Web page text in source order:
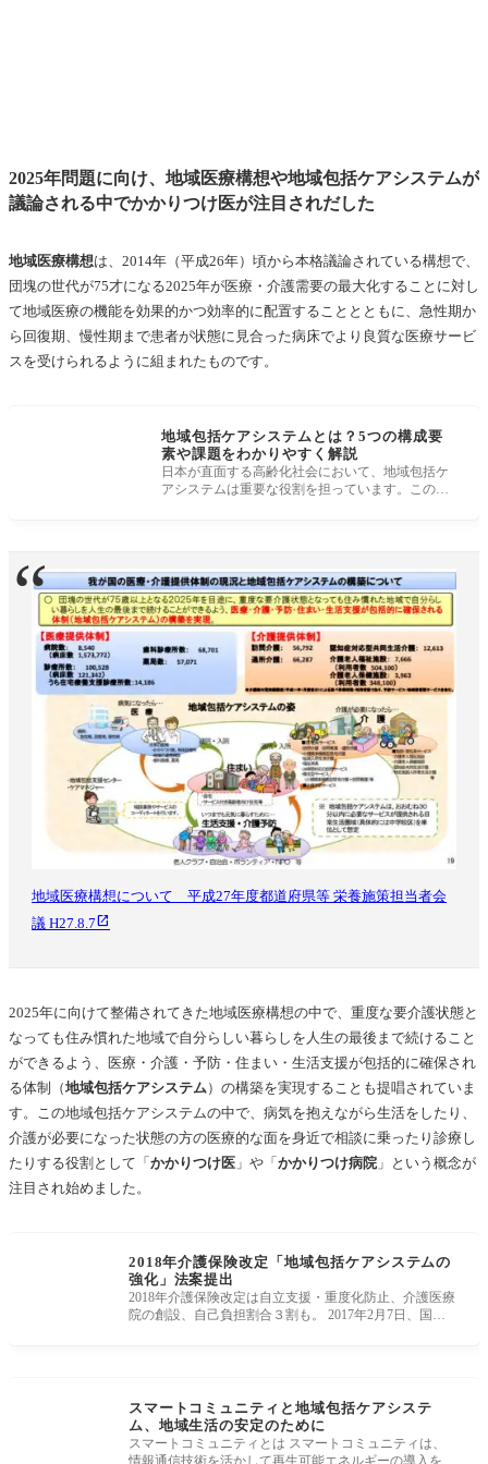
2025年問題に向け、地域医療構想や地域包括ケアシステムが
議論される中でかかりつけ医が注目されだした
地域医療構想は、2014年（平成26年）頃から本格議論されている構想で、
団塊の世代が75才になる2025年が医療・介護需要の最大化することに対し
て地域医療の機能を効果的かつ効率的に配置することとともに、急性期か
ら回復期、慢性期まで患者が状態に見合った病床でより良質な医療サービ
スを受けられるように組まれたものです。
地域包括ケアシステムとは？5つの構成要
素や課題をわかりやすく解説
日本が直面する高齢化社会において、地域包括ケ
アシステムは重要な役割を担っています。この記
地域医療構想について 平成27年度都道府県等 栄養施策担当者会
議 H27.8.7
2025年に向けて整備されてきた地域医療構想の中で、重度な要介護状態と
なっても住み慣れた地域で自分らしい暮らしを人生の最後まで続けること
ができるよう、医療・介護・予防・住まい・生活支援が包括的に確保され
る体制（地域包括ケアシステム ）の構築を実現することも提唱されていま
す。この地域包括ケアシステムの中で、病気を抱えながら生活をしたり、
介護が必要になった状態の方の医療的な面を身近で相談に乗ったり診療し
たりする役割として「 かかりつけ医 」や「 かかりつけ病院 」という概念が
注目され始めました。
2018年介護保険改定「地域包括ケアシステムの
強化」法案提出
2018年介護保険改定は自立支援・重度化防止、介護医療
院の創設、自己負担割合３割も。 2017年2月7日、国会
スマートコミュニティと地域包括ケアシステ
ム、地域生活の安定のために
スマートコミュニティとは スマートコミュニティは、
情報通信技術を活かして再生可能エネルギーの導入を促